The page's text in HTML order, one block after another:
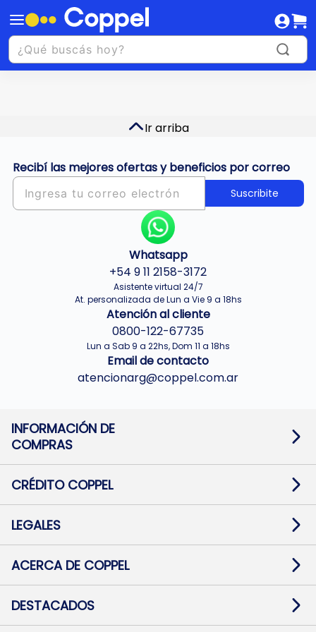
Ir arriba
Recibí las mejores ofertas y beneficios por correo
Suscribite
Whatsapp
+54 9 11 2158-3172
Asistente virtual 24/7
At. personalizada de Lun a Vie 9 a 18hs
Atención al cliente
0800-122-67735
Lun a Sab 9 a 22hs, Dom 11 a 18hs
Email de contacto
atencionarg@coppel.com.ar
INFORMACIÓN DE
COMPRAS
Términos y condiciones
Botón de arrepentimiento
Mapa de sitio
CRÉDITO COPPEL
Solicitar Crédito
Medios de Pago
Pago Fácil Online
LEGALES
Baja contratos
Defensa al consumidor CABA
ACERCA DE COPPEL
Trabajá con Nosotros
Preguntas Frecuentes
DESTACADOS